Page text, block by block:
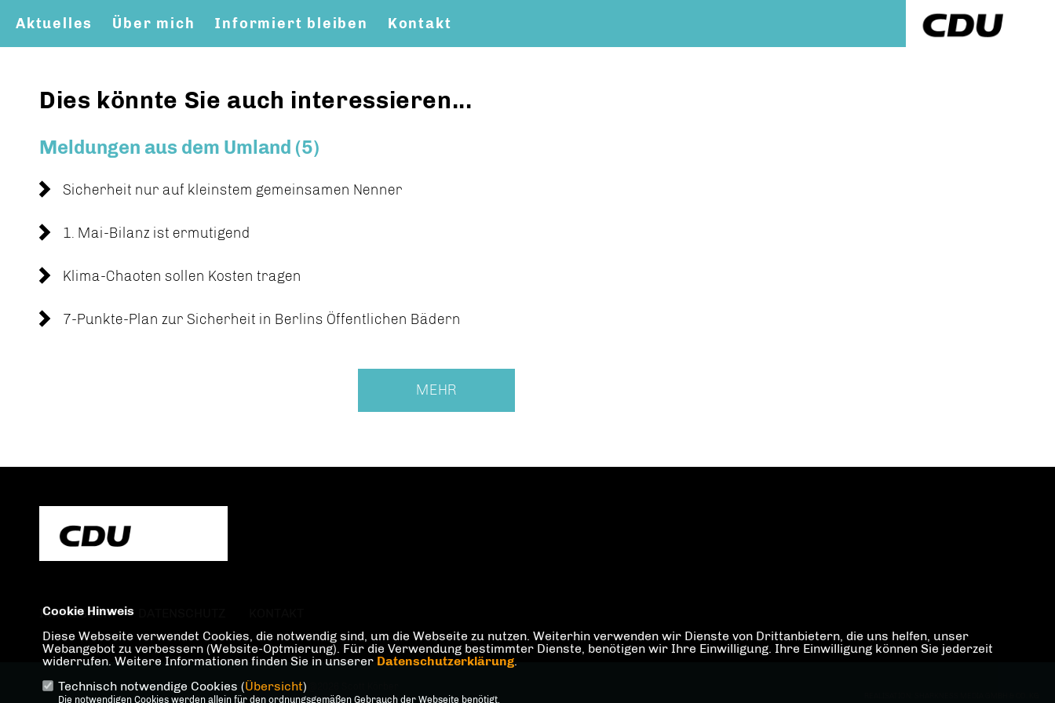
Aktuelles Über mich Informiert bleiben Kontakt
Dies könnte Sie auch interessieren...
Meldungen aus dem Umland (5)
Sicherheit nur auf kleinstem gemeinsamen Nenner
1. Mai-Bilanz ist ermutigend
Klima-Chaoten sollen Kosten tragen
7-Punkte-Plan zur Sicherheit in Berlins Öffentlichen Bädern
MEHR
IMPRESSUM
Cookie Hinweis
Diese Webseite verwendet Cookies, die notwendig sind, um die Webseite zu nutzen. Weiterhin verwenden wir Dienste von Drittanbietern, die uns helfen, unser
Webangebot zu verbessern (Website-Optmierung). Für die Verwendung bestimmter Dienste, benötigen wir Ihre Einwilligung. Ihre Einwilligung können Sie jederzeit
widerrufen. Weitere Informationen finden Sie in unserer Datenschutzerklärung.
Technisch notwendige Cookies (Übersicht)
Die notwendigen Cookies werden allein für den ordnungsgemäßen Gebrauch der Webseite benötigt.